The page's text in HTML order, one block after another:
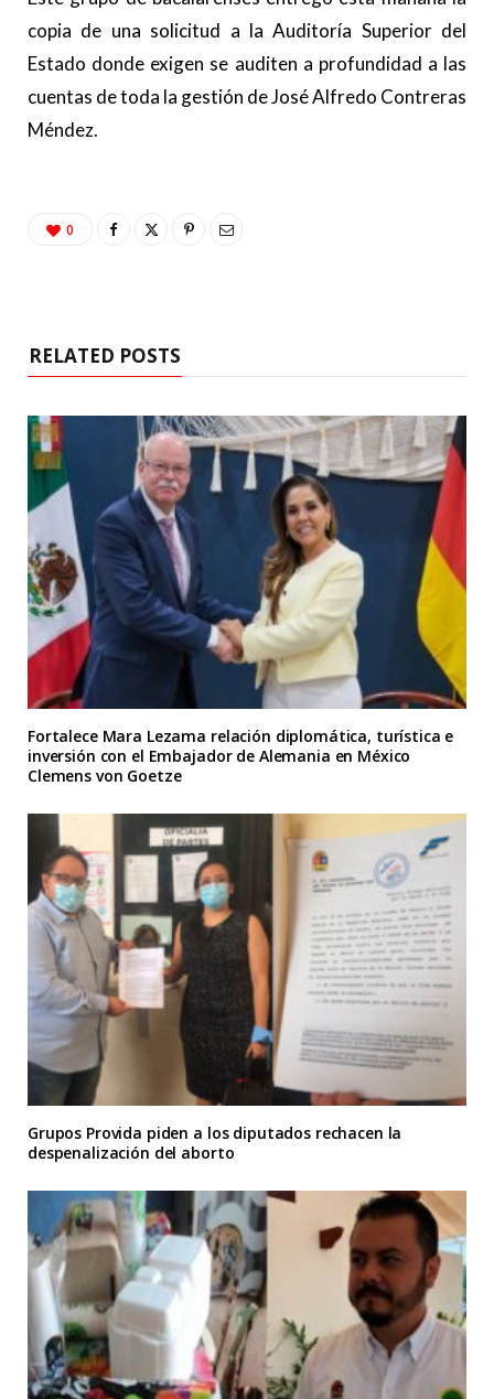
copia de una solicitud a la Auditoría Superior del
Estado donde exigen se auditen a profundidad a las
cuentas de toda la gestión de José Alfredo Contreras
Méndez.
0
RELATED POSTS
Fortalece Mara Lezama relación diplomática, turística e
inversión con el Embajador de Alemania en México
Clemens von Goetze
Grupos Provida piden a los diputados rechacen la
despenalización del aborto